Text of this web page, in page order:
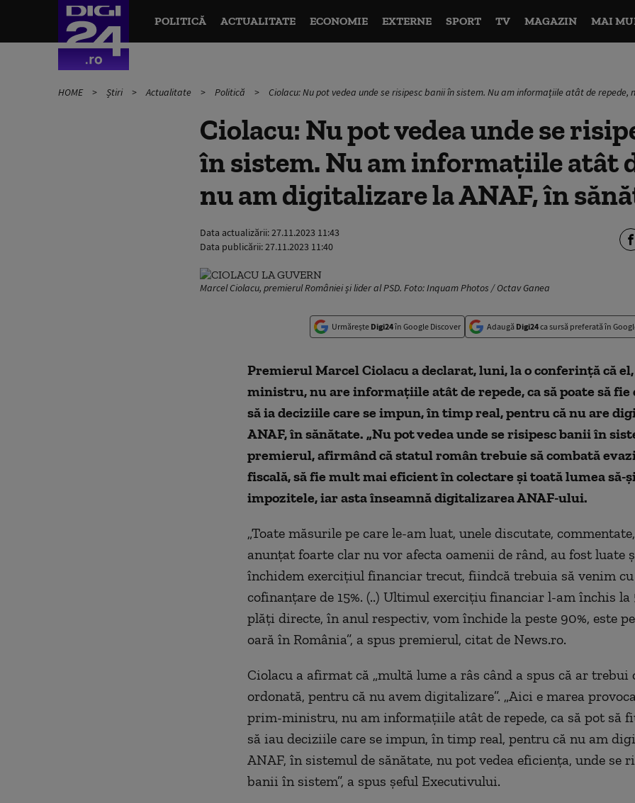
POLITICĂ ACTUALITATE ECONOMIE EXTERNE SPORT TV MAGAZIN MAI
HOME Știri Actualitate Politică Ciolacu: Nu pot vedea unde se risipesc banii în sistem. Nu am informațiile atât de repede,
Ciolacu: Nu pot vedea unde se
în sistem. Nu am informațiile atât
nu am digitalizare la ANAF, în
Data actualizării:27.11.2023 11:43
Data publicării:27.11.2023 11:40
Marcel Ciolacu, premierul României și lider al PSD. Foto: Inquam Photos / Octav Ganea
Urmărește Digi24în Google Discover Adaugă Digi24ca sursă preferată în
Premierul Marcel Ciolacu a declarat, luni, la o conferinţă că
ministru, nu are informaţiile atât de repede, ca să poate să
să ia deciziile care se impun, în timp real, pentru că nu are
ANAF, în sănătate. „Nu pot vedea unde se risipesc banii în
premierul, afirmând că statul român trebuie să combată
fiscală, să fie mult mai eficient în colectare şi toată lumea să-
impozitele, iar asta înseamnă digitalizarea ANAF-ului.
„Toate măsurile pe care le-am luat, unele discutate,
anunţat foarte clar nu vor afecta oamenii de rând, au fost luate
închidem exerciţiul financiar trecut, fiindcă trebuia să venim
cofinanţare de 15%. (..) Ultimul exerciţiu financiar l-am închis la
plăţi directe, în anul respectiv, vom închide la peste 90%, este
oară în România”, a spus premierul, citat de News.ro.
Ciolacu a afirmat că „multă lume a râs când a spus că ar trebui
ordonată, pentru că nu avem digitalizare”. „Aici e marea
prim-ministru, nu am informaţiile atât de repede, ca să pot să
să iau deciziile care se impun, în timp real, pentru că nu am
ANAF, în sistemul de sănătate, nu pot vedea eficienţa, unde se
banii în sistem”, a spus şeful Executivului.